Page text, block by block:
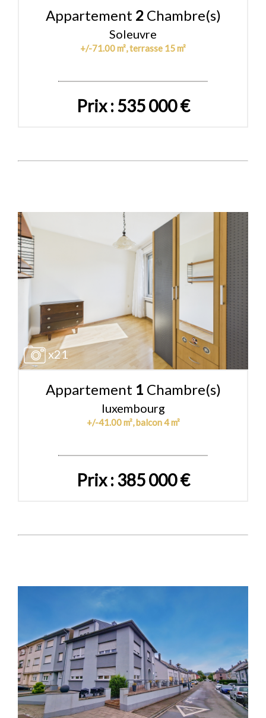
Appartement 2Chambre(s)
Soleuvre
+/-71.00 m², terrasse 15 m²
Prix : 535 000 €
x21
Appartement 1 Chambre(s)
luxembourg
+/-41.00 m², balcon 4 m²
Prix : 385 000 €